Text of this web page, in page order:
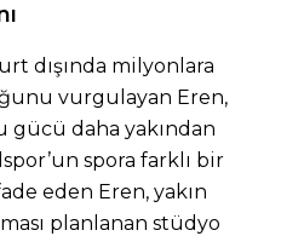
dışında milyonlara
vurgulayan Eren,
gücü daha yakından
spora farklı bir
eden Eren, yakın
planlanan stüdyo